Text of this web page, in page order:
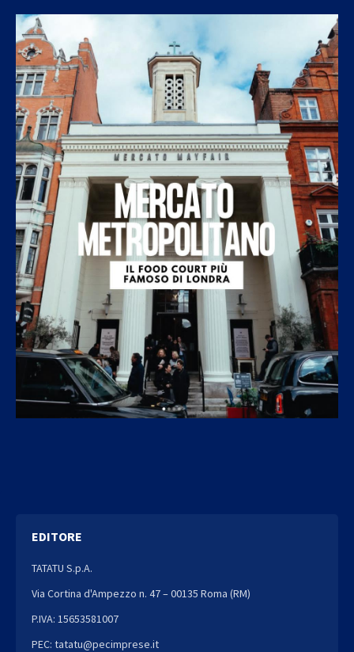
EDITORE
TATATU S.p.A.
Via Cortina d'Ampezzo n. 47 – 00135 Roma (RM)
P.IVA: 15653581007
PEC: tatatu@pecimprese.it